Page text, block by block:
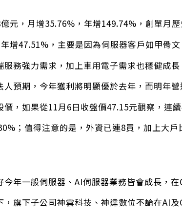
元，月增35.76%，年增149.74%，創單月
增47.51%，主要是因為伺服器客戶如甲骨
服務強力需求，加上車用電子需求也穩健成
人預期，今年獲利將明顯優於去年，而明年
價，如果從11月6日收盤價47.15元觀察，連
；值得注意的是，外資已連8買，加上大
今年一般伺服器、AI伺服器業務皆會成長，
，旗下子公司神雲科技、神達數位不論在AI